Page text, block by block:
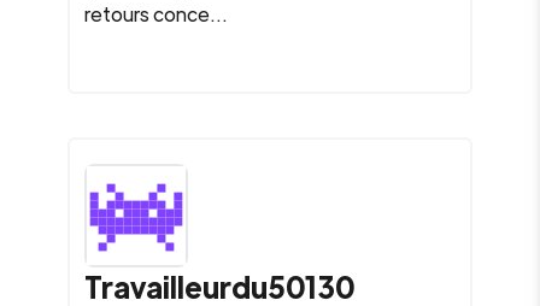
retours conce...
Travailleurdu50130